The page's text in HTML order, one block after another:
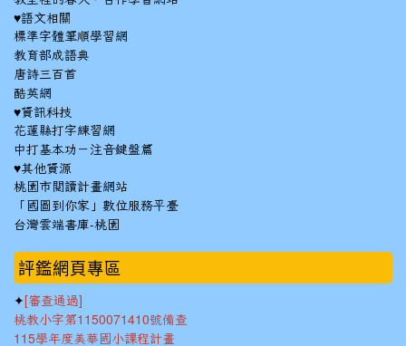
♥語文相關
標準字體筆順學習網
教育部成語典
唐詩三百首
酷英網
♥資訊科技
花蓮縣打字練習網
中打基本功－注音鍵盤篇
♥其他資源
桃園市閱讀計畫網站
「國圖到你家」數位服務平臺
台灣雲端書庫-桃園
::: 評鑑網頁專區
✦ [審查通過]
桃教小字第1150071410號備查
115學年度美華國小課程計畫